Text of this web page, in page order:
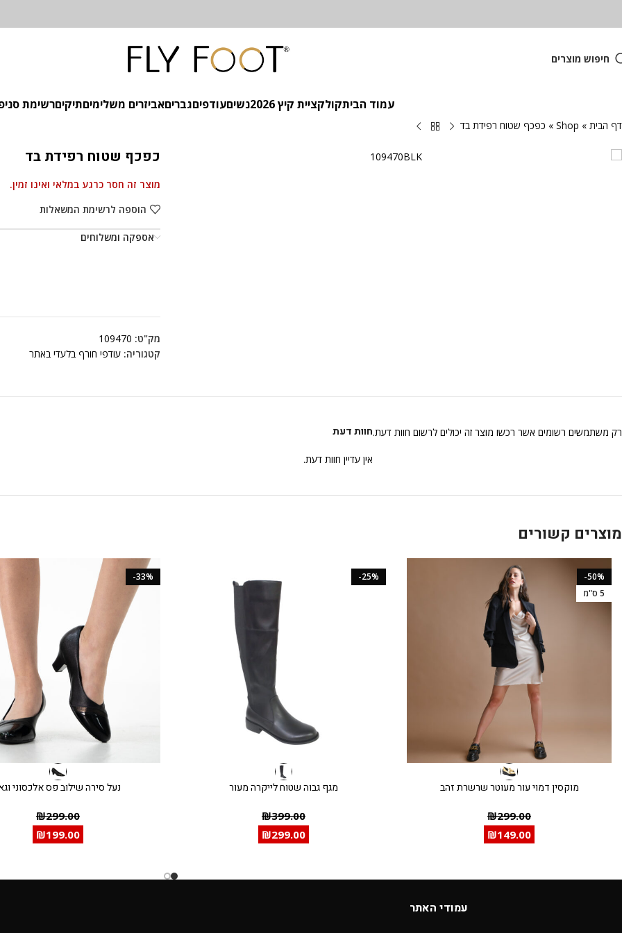
חיפוש מוצרים
עמוד הביתקולקציית קיץ 2026 נשיםעודפיםגבריםאביזרים משלימיםתיקיםרשימת
דף הבית »
Shop
» כפכף שטוח רפידת בד
כפכף שטוח רפידת בד
מוצר זה חסר כרגע במלאי ואינו זמין.
הוספה לרשימת המשאלות
אספקה ומשלוחים
מק"ט: 109470
קטגוריה: עודפי חורף בלעדי באתר
חוות דעת
אין עדיין חוות דעת.
רק משתמשים רשומים אשר רכשו מוצר זה יכולים לרשום חוות דעת.
מוצרים קשורים
-50%
5 ס"מ
מוקסין דמוי עור מעוטר שרשרת זהב
₪299.00
₪149.00
-25%
מגף גבוה שטוח לייקרה מעור
₪399.00
₪299.00
-33%
נעל סירה שילוב פס אלכסוני
₪299.00
₪199.00
עמודי האתר